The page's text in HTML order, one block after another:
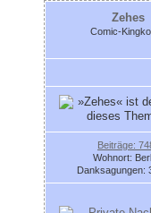
Zehes
Comic-
Beiträge:
Wohnort:
Danksagungen: